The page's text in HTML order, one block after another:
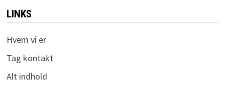
LINKS
Hvem vi er
Tag kontakt
Alt indhold